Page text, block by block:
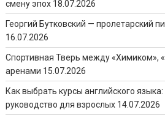
смену эпох 18.07.2026
Георгий Бутковский — пролетарский
16.07.2026
Спортивная Тверь между «Химиком»,
аренами 15.07.2026
Как выбрать курсы английского
руководство для взрослых 14.07.2026